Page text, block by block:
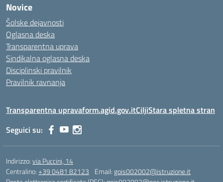
Novice
Šolske dejavnosti
Oglasna deska
Transparentna uprava
Sindikalna oglasna deska
Disciplinski pravilnik
Pravilnik ravnanja
Transparentna upravaform.agid.gov.itCiljiStara spletna stran
Seguici su:
Indirizzo:via Puccini, 14
Centralino:+39 0481 82123 Email: gois002002@istruzione.it